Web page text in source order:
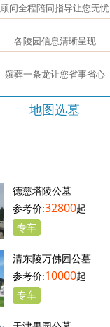
顾问全程陪同指导让您无忧
各陵园信息清晰呈现
殡葬一条龙让您省事省心
地图选墓
德慈塔陵公墓
32800起
专车
清东陵万佛园公墓
10000起
专车